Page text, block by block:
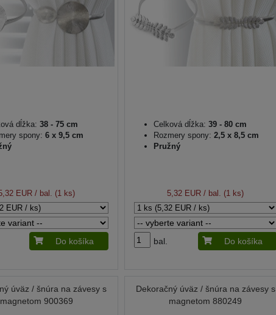
dĺžka: 38 - 75 cm
spony: 6 x 9,5 cm
EUR / bal. (1 ks)
Do košíka
Celková dĺžka: 39 - 80 cm
Rozmery spony: 2,5 x 8,5 cm
Pružný
5,32 EUR / bal. (1 ks)
bal. Do košíka
úväz / šnúra na závesy s
magnetom 900369
Dekoračný úväz / šnúra na závesy s
magnetom 880249